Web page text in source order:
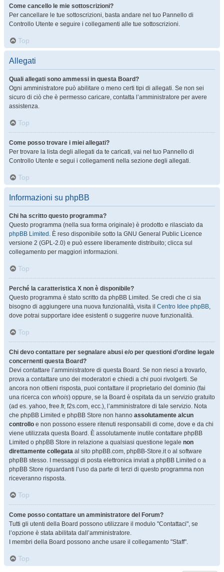
Come cancello le mie sottoscrizioni?
Per cancellare le tue sottoscrizioni, basta andare nel tuo Pannello di
Controllo Utente e seguire i collegamenti alle tue sottoscrizioni.
Top
Allegati
Quali allegati sono ammessi in questa Board?
Ogni amministratore può abilitare o meno certi tipi di allegati. Se non sei
sicuro di ciò che è permesso caricare, contatta l’amministratore per avere
assistenza.
Top
Come posso trovare i miei allegati?
Per trovare la lista degli allegati da te caricati, vai nel tuo Pannello di
Controllo Utente e segui i collegamenti nella sezione degli allegati.
Top
Informazioni su phpBB
Chi ha scritto questo programma?
Questo programma (nella sua forma originale) è prodotto e rilasciato da
phpBB Limited . È reso disponibile sotto la GNU General Public Licence
versione 2 (GPL-2.0) e può essere liberamente distribuito; clicca sul
collegamento per maggiori informazioni.
Top
Perché la caratteristica X non è disponibile?
Questo programma è stato scritto da phpBB Limited. Se credi che ci sia
bisogno di aggiungere una nuova funzionalità, visita il Centro Idee phpBB,
dove potrai supportare idee esistenti o suggerire nuove funzionalità.
Top
Chi devo contattare per segnalare abusi e/o per questioni d’ordine legale
concernenti questa Board?
Devi contattare l’amministratore di questa Board. Se non riesci a trovarlo,
prova a contattare uno dei moderatori e chiedi a chi puoi rivolgerti. Se
ancora non ottieni risposta, puoi contattare il proprietario del dominio (fai
una ricerca con whois) oppure, se la Board è ospitata da un servizio gratuito
(ad es. yahoo, free.fr, f2s.com, ecc.), l’amministratore di tale servizio. Nota
che phpBB Limited e phpBB Store non hanno assolutamente alcun
controllo e non possono essere ritenuti responsabili di come, dove e da chi
viene utilizzata questa Board. È assolutamente inutile contattare phpBB
Limited o phpBB Store in relazione a qualsiasi questione legale non
direttamente collegata al sito phpBB.com, phpBB-Store.it o al software
phpBB stesso. I messaggi di posta elettronica inviati a phpBB Limited o a
phpBB Store riguardanti l’uso da parte di terzi di questo programma non
riceveranno risposta.
Top
Come posso contattare un amministratore del Forum?
Tutti gli utenti della Board possono utilizzare il modulo "Contattaci", se
l’opzione è stata abilitata dall’amministratore.
I membri della Board possono anche usare il collegamento "Staff".
Top